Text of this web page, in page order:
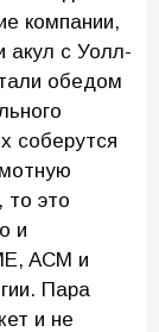
компании,
акул с Уолл-
обедом
соберутся
то это
и
ACM и
Пара
и не